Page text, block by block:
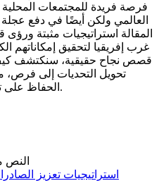
فرصة فريدة للمجتمعات
العالمي ولكن أيضًا في دفع
المقالة استراتيجيات مثبتة ورؤى
غرب إفريقيا لتحقيق إمكاناتهم
قصص نجاح حقيقية، سنكتشف كيف
تحويل التحديات إلى فرص،
الحفاظ على تراثهم الثقافي ومواردهم الطبيعية.
النص
استراتيجيات تعزيز